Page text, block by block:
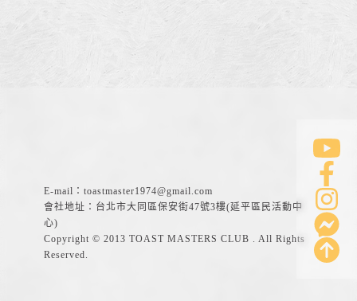
E-mail： toastmaster1974@gmail.com
會社地址：台北市大同區保安街47號3樓(延平區民活動中
心)
Copyright © 2013 TOAST MASTERS CLUB . All Rights
Reserved.